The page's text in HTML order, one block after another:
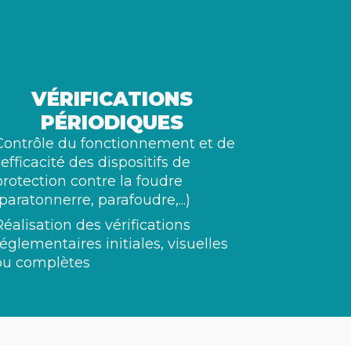
VÉRIFICATIONS
PÉRIODIQUES
du fonctionnement et de
des dispositifs de
contre la foudre
parafoudre,...)
des vérifications
initiales, visuelles
complètes